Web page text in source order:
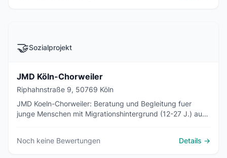
🤝Sozialprojekt
JMD Köln-Chorweiler
Riphahnstraße 9, 50769 Köln
JMD Koeln-Chorweiler: Beratung und Begleitung fuer
junge Menschen mit Migrationshintergrund (12-27 J.) auf
Noch keine Bewertungen
Details →